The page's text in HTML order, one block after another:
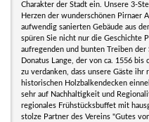
Charakter der Stadt ein. Unsere 3-
Herzen der wunderschönen Pirnaer
aufwendig sanierten Gebäude aus
spüren Sie nicht nur die Geschichte
aufregenden und bunten Treiben
Donatus Lange, der von ca. 1556 bis
zu verdanken, dass unsere Gäste
historischen Holzbalkendecken
sehr auf Nachhaltigkeit und
regionales Frühstücksbuffet mit
stolze Partner des Vereins "Gutes